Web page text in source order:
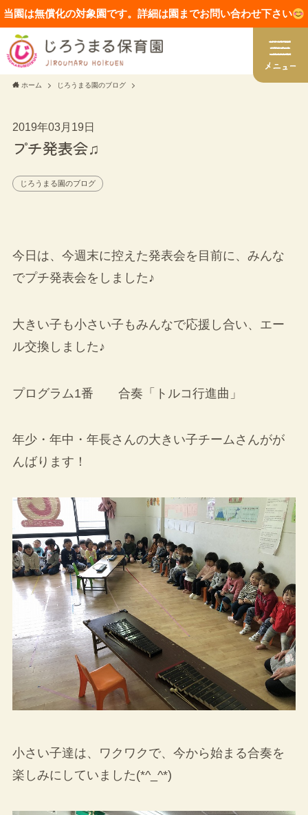
当園は無償化の対象園です。詳細は園までお問い合わせ下さい
ホーム じろうまる園のブログ
2019年03月19日
プチ発表会♫
じろうまる園のブログ
今日は、今週末に控えた発表会を目前に、みんな
でプチ発表会をしました♪
大きい子も小さい子もみんなで応援し合い、エー
ル交換しました♪
プログラム1番 合奏「トルコ行進曲」
年少・年中・年長さんの大きい子チームさんがが
んばります！
小さい子達は、ワクワクで、今から始まる合奏を
楽しみにしていました(*^_^*)